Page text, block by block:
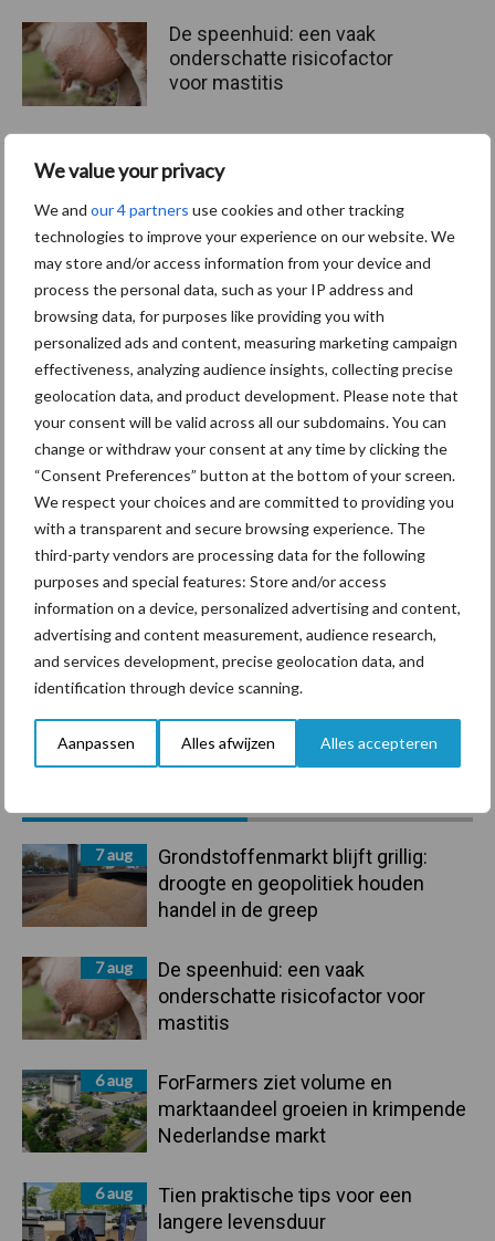
We value your privacy
We and our 4 partners use cookies and other tracking
technologies to improve your experience on our website. We
may store and/or access information from your device and
process the personal data, such as your IP address and
browsing data, for purposes like providing you with
personalized ads and content, measuring marketing campaign
effectiveness, analyzing audience insights, collecting precise
geolocation data, and product development. Please note that
your consent will be valid across all our subdomains. You can
change or withdraw your consent at any time by clicking the
“Consent Preferences” button at the bottom of your screen.
We respect your choices and are committed to providing you
with a transparent and secure browsing experience. The
third-party vendors are processing data for the following
purposes and special features: Store and/or access
information on a device, personalized advertising and content,
advertising and content measurement, audience research,
and services development, precise geolocation data, and
identification through device scanning.
Aanpassen Alles afwijzen Alles accepteren
Sidebar
7 aug
Grondstoffenmarkt blijft grillig:
droogte en geopolitiek houden
handel in de greep
7 aug
De speenhuid: een vaak
onderschatte risicofactor voor
mastitis
6 aug
ForFarmers ziet volume en
marktaandeel groeien in krimpende
Nederlandse markt
6 aug
Tien praktische tips voor een
langere levensduur
De speenhuid: een vaak
onderschatte risicofactor
voor mastitis
ForFarmers ziet volume en
marktaandeel groeien in
krimpende Nederlandse
markt
Themapagina's
Diergezondheid Bemesting Fokkerij
Bedrijfsnieuws
Ligbox &
Voerhekken
Toon meer